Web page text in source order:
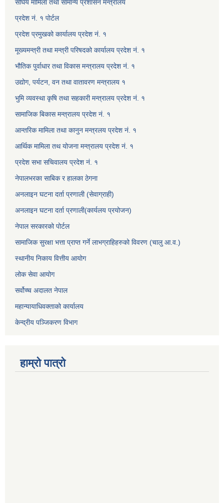
संघिय मामिला तथा सामान्य प्रशासन मन्त्रालय
प्रदेश नं. १ पोर्टल
प्रदेश प्रमुखको कार्यालय प्रदेश नं. १
मूख्यमन्त्री तथा मन्त्री परिषदको कार्यालय प्रदेश नं. १
भौतिक पुर्वाधार तथा विकास मन्त्रालय प्रदेश नं. १
उद्योग, पर्यटन, वन तथा वातावरण मन्त्रालय १
भुमि व्यवस्था कृषि तथा सहकारी मन्त्रालय प्रदेश नं. १
सामाजिक बिकास मन्त्रालय प्रदेश नं. १
आन्तरिक मामिला तथा कानुन मन्त्रलय प्रदेश नं. १
आर्थिक मामिला तथ योजना मन्त्रालय प्रदेश नं. १
प्रदेश सभा सचिवालय प्रदेश नं. १
नेपालभरका साबिक र हालका ठेगना
अनलाइन घटना दर्ता प्रणाली (सेवाग्राही)
अनलाइन घटना दर्ता प्रणाली(कार्यलय प्रयोजन)
नेपाल सरकारको पोर्टल
सामाजिक सुरक्षा भत्ता प्राप्त गर्ने लाभग्राहिहरुको विवरण (चालु आ.व.)
स्थानीय निकाय वित्तीय आयोग
लोक सेवा आयोग
सर्वोच्च अदालत नेपाल
महान्यायाधिवक्ताको कार्यालय
केन्द्रीय पञ्जिकरण विभाग
हाम्रो पात्रो